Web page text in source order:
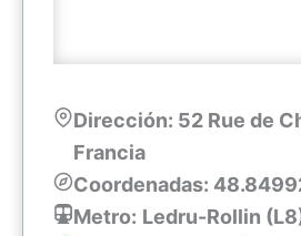
Dirección: 52 Rue de
Francia
Coordenadas:
Metro: Ledru-Rollin